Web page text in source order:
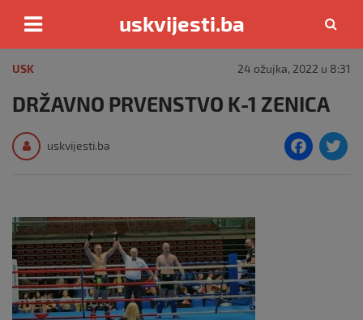
content
uskvijesti.ba
USK 24 ožujka, 2022 u 8:31
DRŽAVNO PRVENSTVO K-1 ZENICA
uskvijesti.ba
F